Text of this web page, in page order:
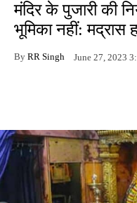
मंदिर के पुजारी की
भूमिका नहीं: मद्रास
By RR Singh June 27, 2023